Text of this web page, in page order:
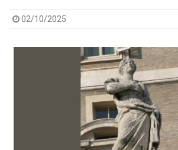
02/10/2025